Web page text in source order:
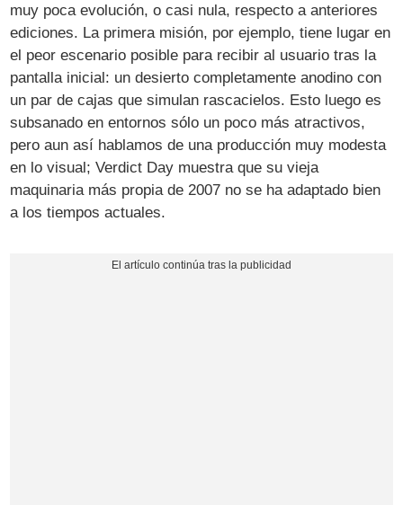
muy poca evolución, o casi nula, respecto a anteriores
ediciones. La primera misión, por ejemplo, tiene lugar en
el peor escenario posible para recibir al usuario tras la
pantalla inicial: un desierto completamente anodino con
un par de cajas que simulan rascacielos. Esto luego es
subsanado en entornos sólo un poco más atractivos,
pero aun así hablamos de una producción muy modesta
en lo visual; Verdict Day muestra que su vieja
maquinaria más propia de 2007 no se ha adaptado bien
a los tiempos actuales.